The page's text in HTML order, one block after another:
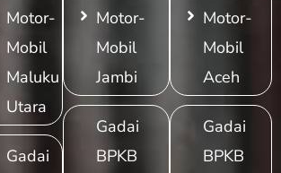
Motor-
Mobil
Maluku
Utara
Gadai
Motor-
Mobil
Jambi
Gadai
BPKB
Motor-
Mobil
Aceh
Gadai
BPKB